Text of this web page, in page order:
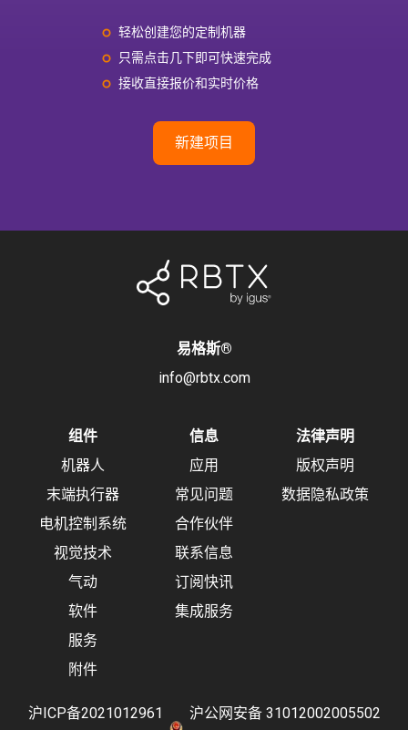
轻松创建您的定制机器
只需点击几下即可快速完成
接收直接报价和实时价格
新建项目
易格斯®
info@rbtx.com
组件
机器人
末端执行器
电机控制系统
视觉技术
气动
软件
服务
附件
信息
应用
常见问题
合作伙伴
联系信息
订阅快讯
集成服务
法律声明
版权声明
数据隐私政策
沪ICP备2021012961 沪公网安备 31012002005502